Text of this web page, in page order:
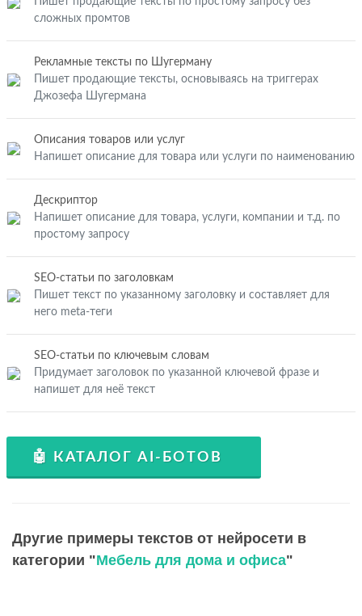
сложных промтов
Рекламные тексты по Шугерману
Пишет продающие тексты, основываясь на триггерах
Джозефа Шугермана
Описания товаров или услуг
Напишет описание для товара или услуги по наименованию
Дескриптор
Напишет описание для товара, услуги, компании и т.д. по
простому запросу
SEO-статьи по заголовкам
Пишет текст по указанному заголовку и составляет для
него meta-теги
SEO-статьи по ключевым словам
Придумает заголовок по указанной ключевой фразе и
напишет для неё текст
🤖 КАТАЛОГ AI-БОТОВ
Другие примеры текстов от нейросети в
категории "Мебель для дома и офиса"